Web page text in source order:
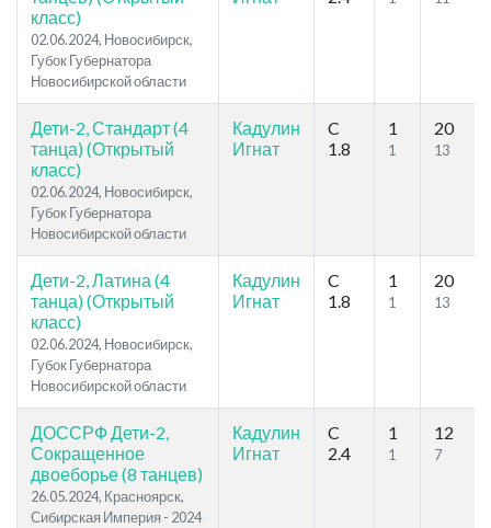
класс)
02.06.2024, Новосибирск,
Губок Губернатора
Новосибирской области
Дети-2, Стандарт (4
танца) (Открытый
класс)
02.06.2024, Новосибирск,
Губок Губернатора
Новосибирской области
Кадулин
Игнат
C
1.8
1
1
20
13
Дети-2, Латина (4
танца) (Открытый
класс)
02.06.2024, Новосибирск,
Губок Губернатора
Новосибирской области
Кадулин
Игнат
C
1.8
1
1
20
13
ДОССРФ Дети-2,
Сокращенное
двоеборье (8 танцев)
26.05.2024, Красноярск,
Сибирская Империя - 2024
Кадулин
Игнат
C
2.4
1
1
12
7